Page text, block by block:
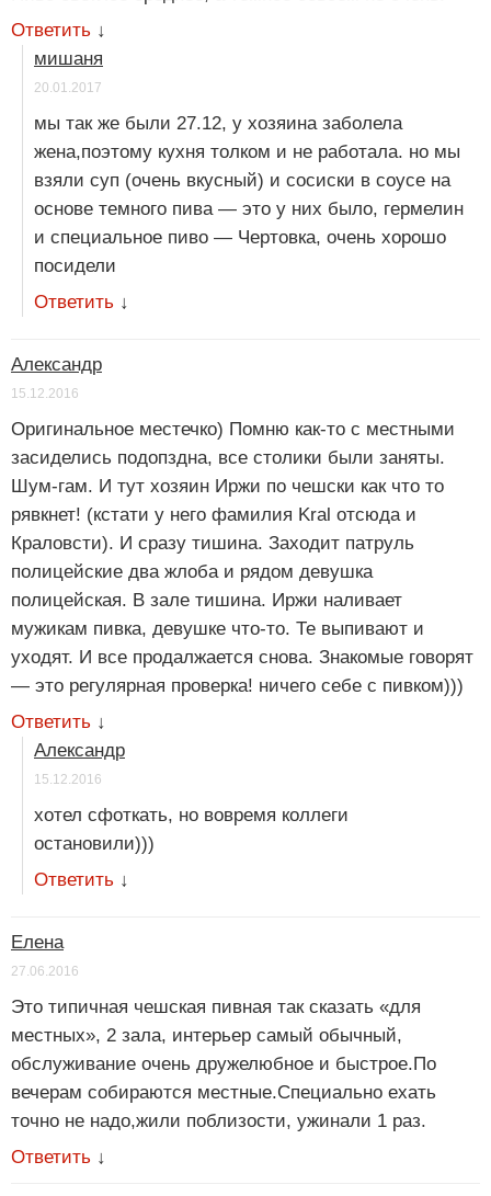
Ответить ↓
мишаня
20.01.2017
мы так же были 27.12, у хозяина заболела
жена,поэтому кухня толком и не работала. но мы
взяли суп (очень вкусный) и сосиски в соусе на
основе темного пива — это у них было, гермелин
и специальное пиво — Чертовка, очень хорошо
посидели
Ответить ↓
Александр
15.12.2016
Оригинальное местечко) Помню как-то с местными
засиделись подопздна, все столики были заняты.
Шум-гам. И тут хозяин Иржи по чешски как что то
рявкнет! (кстати у него фамилия Kral отсюда и
Краловсти). И сразу тишина. Заходит патруль
полицейские два жлоба и рядом девушка
полицейская. В зале тишина. Иржи наливает
мужикам пивка, девушке что-то. Те выпивают и
уходят. И все продалжается снова. Знакомые говорят
— это регулярная проверка! ничего себе с пивком)))
Ответить ↓
Александр
15.12.2016
хотел сфоткать, но вовремя коллеги
остановили)))
Ответить ↓
Елена
27.06.2016
Это типичная чешская пивная так сказать «для
местных», 2 зала, интерьер самый обычный,
обслуживание очень дружелюбное и быстрое.По
вечерам собираются местные.Специально ехать
точно не надо,жили поблизости, ужинали 1 раз.
Ответить ↓